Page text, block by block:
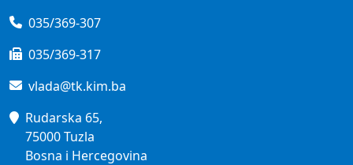
035/369-307
035/369-317
vlada@tk.kim.ba
Rudarska 65,
75000 Tuzla
Bosna i Hercegovina